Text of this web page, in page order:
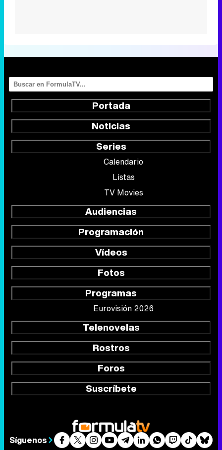
Portada
Noticias
Series
Calendario
Listas
TV Movies
Audiencias
Programación
Vídeos
Fotos
Programas
Eurovisión 2026
Telenovelas
Rostros
Foros
Suscríbete
Síguenos